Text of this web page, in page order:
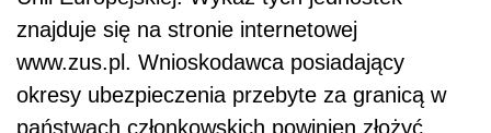
znajduje się na stronie internetowej
www.zus.pl. Wnioskodawca posiadający
okresy ubezpieczenia przebyte za granicą w
państwach członkowskich powinien złożyć